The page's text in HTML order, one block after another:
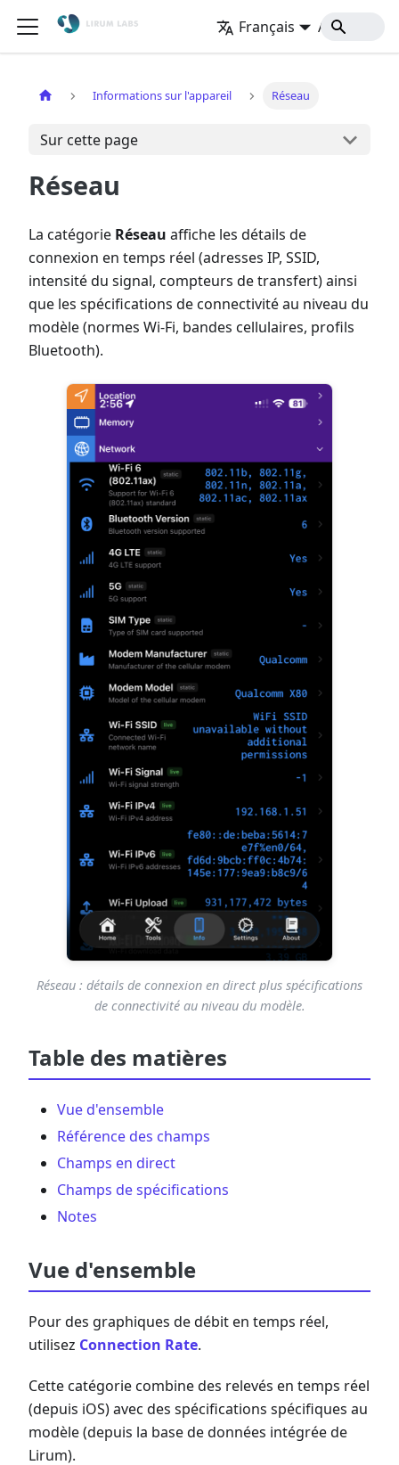
Français Accueil
Informations sur l'appareil Réseau
Sur cette page
Réseau
La catégorie Réseau affiche les détails de
connexion en temps réel (adresses IP, SSID,
intensité du signal, compteurs de transfert) ainsi
que les spécifications de connectivité au niveau du
modèle (normes Wi-Fi, bandes cellulaires, profils
Bluetooth).
Réseau : détails de connexion en direct plus spécifications
de connectivité au niveau du modèle.
Table des matières
Vue d'ensemble
Référence des champs
Champs en direct
Champs de spécifications
Notes
Vue d'ensemble
Pour des graphiques de débit en temps réel,
utilisez Connection Rate.
Cette catégorie combine des relevés en temps réel
(depuis iOS) avec des spécifications spécifiques au
modèle (depuis la base de données intégrée de
Lirum).